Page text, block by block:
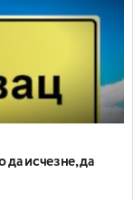
да исчезне, да